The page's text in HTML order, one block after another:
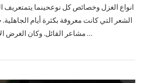
انواع الغزل وخصائص كل نوعحينما يتمتعريف
الشعر التي كانت معروفة بكثرة أيام
مشاعر القائل. وكان الغرض الأساسي منه هو وصف …